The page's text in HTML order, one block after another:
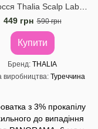
Thalia Scalp Lab,
100 мл
449 грн 590 грн
Купити
Бренд THALIA
виробництва Туреччина